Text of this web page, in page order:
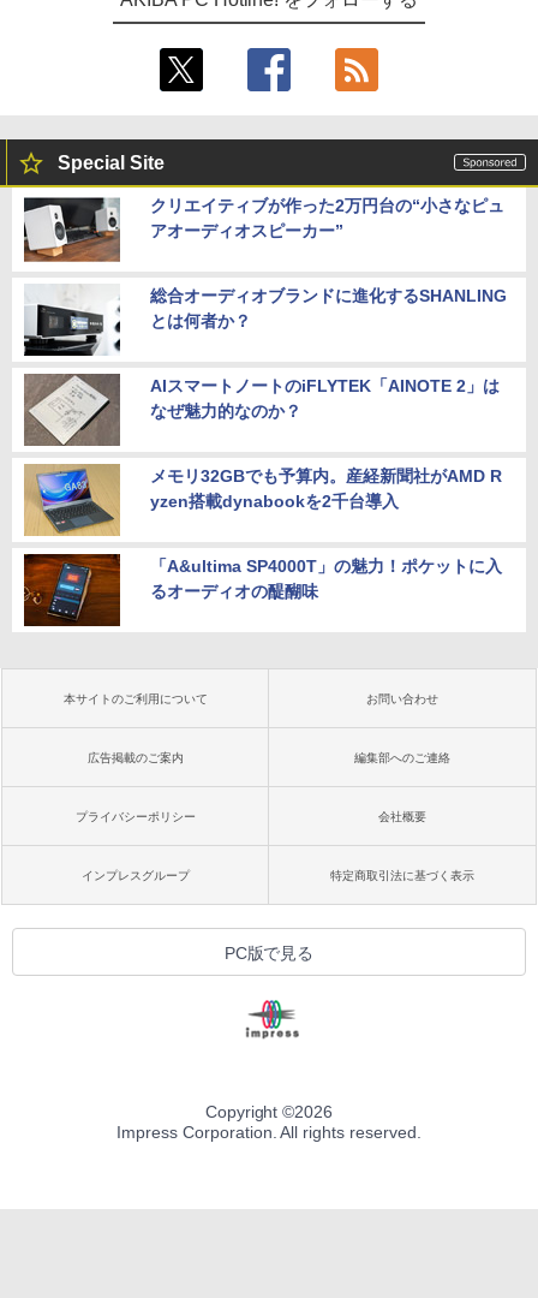
Special Site
クリエイティブが作った2万円台の“小さなピュ
アオーディオスピーカー”
総合オーディオブランドに進化するSHANLING
とは何者か？
AIスマートノートのiFLYTEK「AINOTE 2」は
なぜ魅力的なのか？
メモリ32GBでも予算内。産経新聞社がAMD R
yzen搭載dynabookを2千台導入
「A&ultima SP4000T」の魅力！ポケットに入
るオーディオの醍醐味
本サイトのご利用について お問い合わせ
広告掲載のご案内 編集部へのご連絡
プライバシーポリシー 会社概要
インプレスグループ 特定商取引法に基づく表示
PC版で見る
Copyright ©2026
Impress Corporation. All rights reserved.